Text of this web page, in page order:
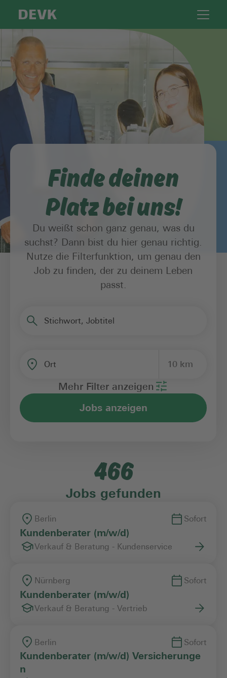
Finde deinen
Platz bei uns!
Du weißt schon ganz genau, was du
suchst? Dann bist du hier genau richtig.
Nutze die Filterfunktion, um genau den
Job zu finden, der zu deinem Leben
passt.
Stichwort, Jobtitel
Ort 10 km
Vertragsart
Mehr Filter anzeigen
Jobs anzeigen
466
Jobs gefunden
Berlin Sofort
Kundenberater (m/w/d)
Verkauf & Beratung - Kundenservice
Nürnberg Sofort
Kundenberater (m/w/d)
Verkauf & Beratung - Vertrieb
Berlin Sofort
Kundenberater (m/w/d) Versicherunge
n